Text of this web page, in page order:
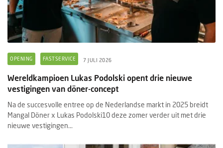
OPENING FASTSERVICE 7 JULI 2026
Wereldkampioen Lukas Podolski opent drie nieuwe
vestigingen van döner-concept
Na de succesvolle entree op de Nederlandse markt in 2025 breidt
Mangal Döner x Lukas Podolski10 deze zomer verder uit met drie
nieuwe vestigingen...